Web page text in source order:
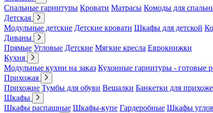
Спальные гарнитуры Кровати Матрасы Комоды для
Детская
Модульные детские Детские кровати Шкафы для детской
Диваны
Прямые Угловые Детские Мягкие кресла Еврокнижки
Кухня
Модульные кухни на заказ Кухонные гарнитуры - готовые
Прихожая
Прихожие Тумбы для обуви Вешалки Банкетки для
Шкафы
Шкафы распашные Шкафы-купе Гардеробные Шкафы